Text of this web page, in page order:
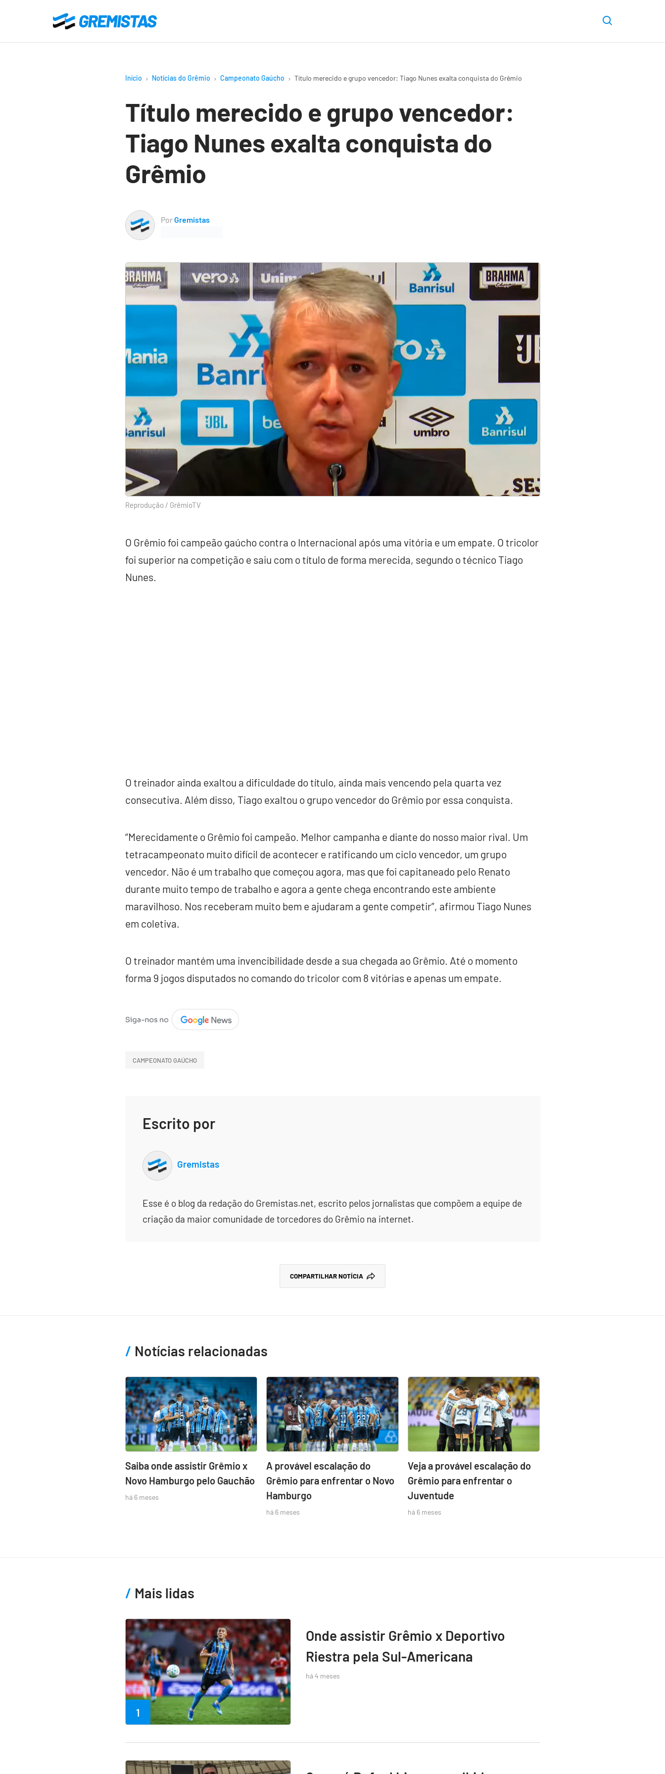
o
Gremistas
Início Notícias do Grêmio Campeonato Gaúcho Título merecido e grupo vencedor: Tiago Nunes exalta conquista do Grêmio
Título merecido e grupo vencedor:
Tiago Nunes exalta conquista do
Grêmio
PorGremistas
Reprodução / GrêmioTV
O Grêmio foi campeão gaúcho contra o Internacional após uma vitória e um empate. O tricolor
foi superior na competição e saiu com o título de forma merecida, segundo o técnico Tiago
Nunes.
O treinador ainda exaltou a dificuldade do título, ainda mais vencendo pela quarta vez
consecutiva. Além disso, Tiago exaltou o grupo vencedor do Grêmio por essa conquista.
“Merecidamente o Grêmio foi campeão. Melhor campanha e diante do nosso maior rival. Um
tetracampeonato muito difícil de acontecer e ratificando um ciclo vencedor, um grupo
vencedor. Não é um trabalho que começou agora, mas que foi capitaneado pelo Renato
durante muito tempo de trabalho e agora a gente chega encontrando este ambiente
maravilhoso. Nos receberam muito bem e ajudaram a gente competir”, afirmou Tiago Nunes
em coletiva.
O treinador mantém uma invencibilidade desde a sua chegada ao Grêmio. Até o momento
forma 9 jogos disputados no comando do tricolor com 8 vitórias e apenas um empate.
CAMPEONATO GAÚCHO
Escrito por
Gremistas
Esse é o blog da redação do Gremistas.net, escrito pelos jornalistas que compõem a equipe de
criação da maior comunidade de torcedores do Grêmio na internet.
COMPARTILHAR NOTÍCIA
Notícias relacionadas
Saiba onde assistir Grêmio x
Novo Hamburgo pelo Gauchão
há 6 meses
A provável escalação do
Grêmio para enfrentar o Novo
Hamburgo
há 6 meses
Veja a provável escalação do
Grêmio para enfrentar o
Juventude
há 6 meses
Mais lidas
1
Onde assistir Grêmio x Deportivo
Riestra pela Sul-Americana
há 4 meses